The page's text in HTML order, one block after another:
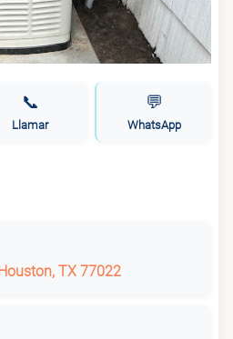
📞
Llamar
💬
WhatsApp
TX 77022